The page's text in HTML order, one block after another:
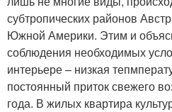
субтропических районов
Южной Америки. Этим и
соблюдения необходимых
интерьере – низкая
постоянный приток свежего
года. В жилых квартира